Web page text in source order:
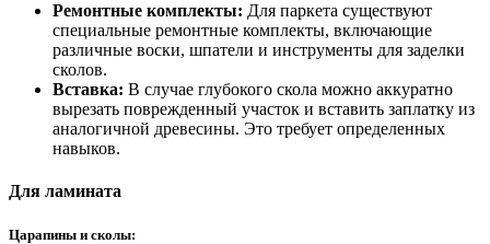
Ремонтные комплекты: Для паркета существуют
специальные ремонтные комплекты, включающие
различные воски, шпатели и инструменты для заделки
сколов.
Вставка: В случае глубокого скола можно аккуратно
вырезать поврежденный участок и вставить заплатку из
аналогичной древесины. Это требует определенных
навыков.
Для ламината
Царапины и сколы: